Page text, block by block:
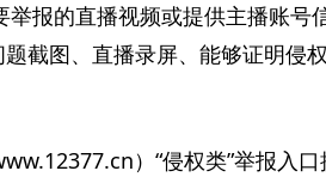
报的直播视频或提供主播账号
截图、直播录屏、能够证明侵
）“侵权类”举报入